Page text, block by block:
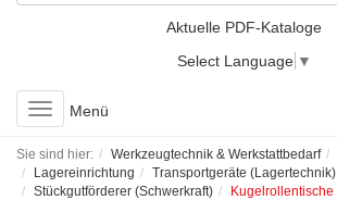
Aktuelle PDF-Kataloge
Select Language ▼
Toggle
navigation
Menü
Sie sind hier: Werkzeugtechnik & Werkstattbedarf
Lagereinrichtung
Transportgeräte (Lagertechnik)
Stückgutförderer (Schwerkraft)
Kugelrollentische